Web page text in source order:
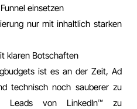
einsetzen
nur mit inhaltlich starken
klaren Botschaften
ist es an der Zeit, Ad
technisch noch sauberer zu
Leads von LinkedIn™️ zu